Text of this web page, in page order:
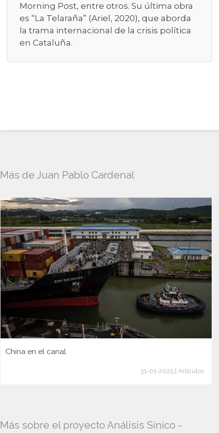
Morning Post, entre otros. Su última obra
es “La Telaraña” (Ariel, 2020), que aborda
la trama internacional de la crisis política
en Cataluña.
Más de Juan Pablo Cardenal
China en el canal
31-01-2025 | Artículos
Más sobre el proyecto Análisis Sínico -